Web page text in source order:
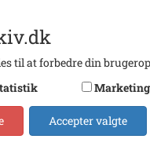
til at forbedre din
Marketing
Accepter valgte